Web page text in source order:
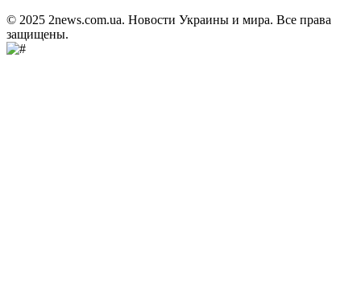
© 2025 2news.com.ua. Новости Украины и мира. Все права
защищены.